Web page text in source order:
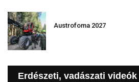
Austrofoma 2027
Erdészeti, vadászati videók